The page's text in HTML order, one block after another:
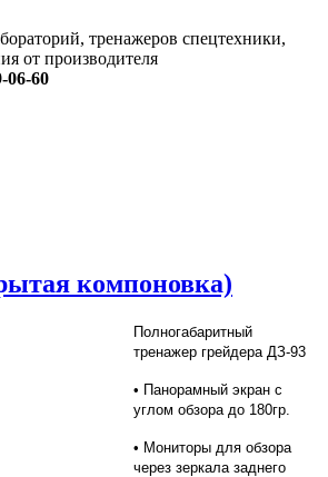
тренажеров спецтехники,
от производителя
06-60
компоновка)
Полногабаритный
тренажер грейдера ДЗ-93
• Панорамный экран с
углом обзора до 180гр.
• Мониторы для обзора
через зеркала заднего